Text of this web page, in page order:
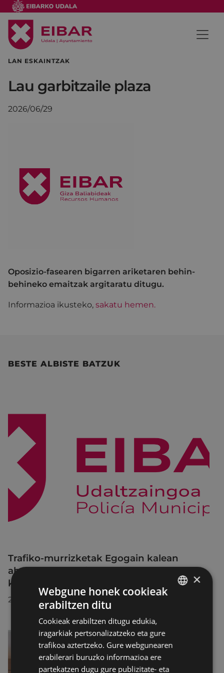
LAN ESKAINTZAK
Lau garbitzaile plaza
2026/06/29
Oposizio-fasearen bigarren ariketaren behin-
behineko emaitzak argitaratu ditugu.
Informazioa ikusteko, sakatu hemen.
BESTE ALBISTE BATZUK
Trafiko-murrizketak Egogain kalean
abuztuaren 10etik abuztuaren 23ra,
konponketa-lanak direla-eta
2026/07/30
×
Webgune honek cookieak
erabiltzen ditu
Cookieak erabiltzen ditugu edukia,
iragarkiak pertsonalizatzeko eta gure
trafikoa aztertzeko. Gure webgunearen
erabilerari buruzko informazioa ere
partekatzen dugu gure publizitate- eta